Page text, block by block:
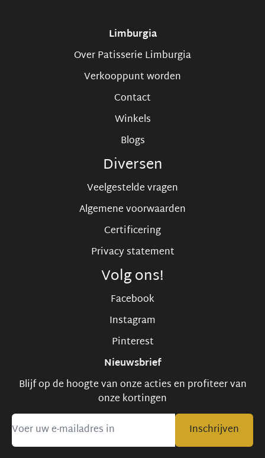
Limburgia
Over Patisserie Limburgia
Verkooppunt worden
Contact
Winkels
Blogs
Diversen
Veelgestelde vragen
Algemene voorwaarden
Certificering
Privacy statement
Volg ons!
Facebook
Instagram
Pinterest
Nieuwsbrief
Blijf op de hoogte van onze acties en profiteer van
onze kortingen
Inschrijven